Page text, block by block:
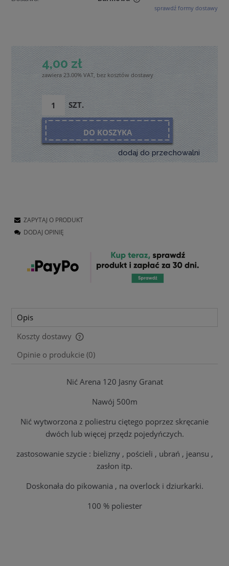
Cena nie zawiera ewentualnych kosztów płatności
sprawdź formy dostawy
4,00 zł
zawiera 23.00% VAT, bez kosztów dostawy
SZT.
DO KOSZYKA
dodaj do przechowalni
ZAPYTAJ O PRODUKT
DODAJ OPINIĘ
Opis
Koszty dostawy
Cena nie zawiera ewentualnych kosztów płatności
Opinie o produkcie (0)
Nić Arena 120 Jasny Granat
Nawój 500m
Nić wytworzona z poliestru ciętego poprzez skręcanie
dwóch lub więcej przędz pojedyńczych.
zastosowanie szycie : bielizny , pościeli , ubrań , jeansu ,
zasłon itp.
Doskonała do pikowania , na overlock i dziurkarki.
100 % poliester